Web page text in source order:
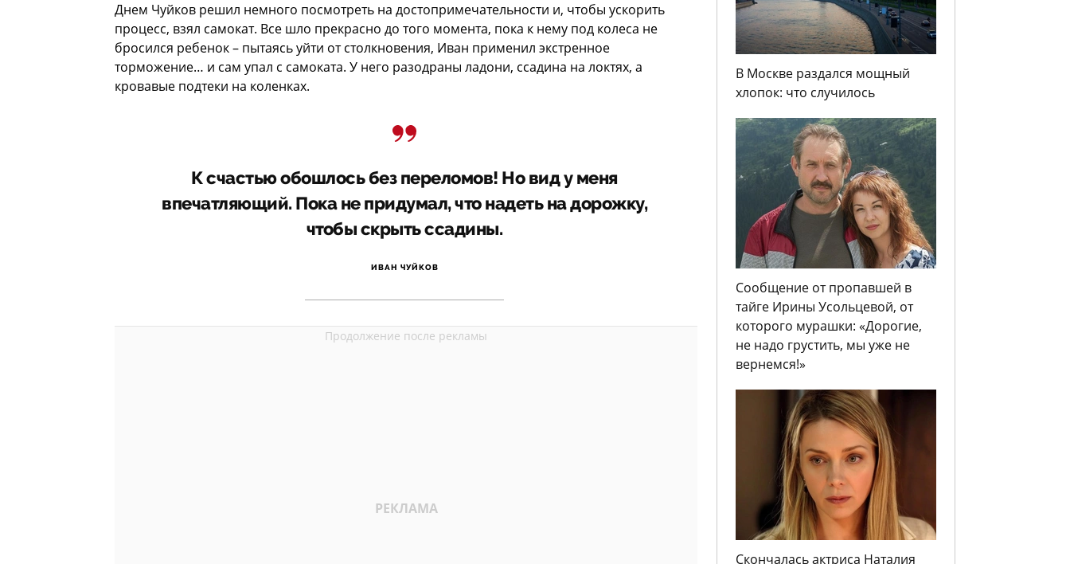
Днем Чуйков решил немного посмотреть на достопримечательности и, чтобы ускорить
процесс, взял самокат. Все шло прекрасно до того момента, пока к нему под колеса не
бросился ребенок – пытаясь уйти от столкновения, Иван применил экстренное
торможение… и сам упал с самоката. У него разодраны ладони, ссадина на локтях, а
кровавые подтеки на коленках.
К счастью обошлось без переломов! Но вид у меня
впечатляющий. Пока не придумал, что надеть на дорожку,
чтобы скрыть ссадины.
ИВАН ЧУЙКОВ
В Москве раздался мощный
хлопок: что случилось
Сообщение от пропавшей в
тайге Ирины Усольцевой, от
которого мурашки: «Дорогие,
не надо грустить, мы уже не
вернемся!»
Скончалась актриса Наталия